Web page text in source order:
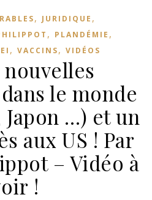
, JURIDIQUE ,
, PLANDÉMIE ,
, VACCINS, VIDÉOS
le monde
…) et un
aux US ! Par
– Vidéo à
!